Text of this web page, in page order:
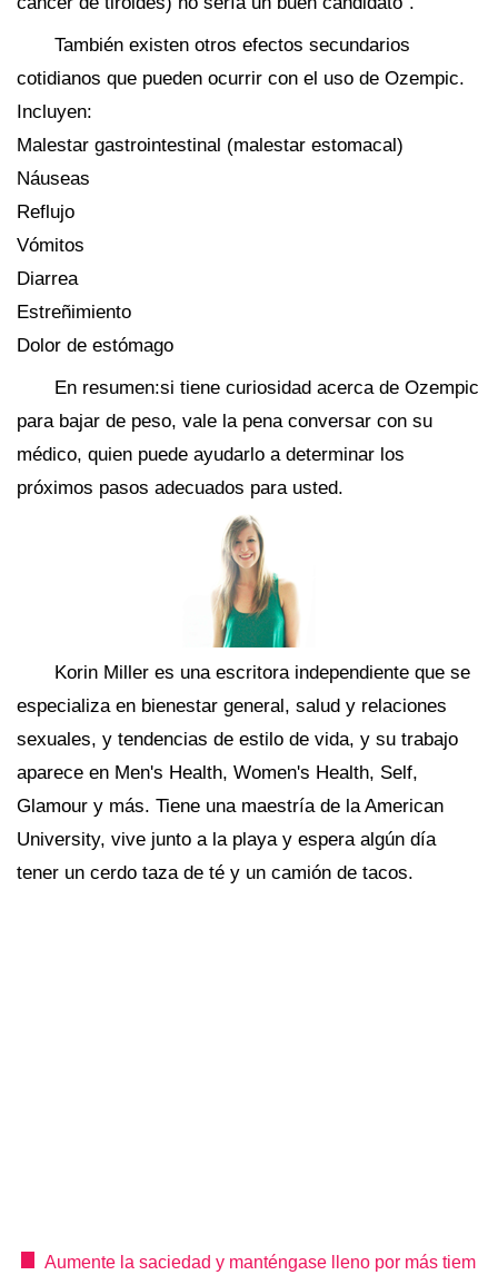
También existen otros efectos secundarios
cotidianos que pueden ocurrir con el uso de Ozempic.
Incluyen:
Malestar gastrointestinal (malestar estomacal)
Náuseas
Reflujo
Vómitos
Diarrea
Estreñimiento
Dolor de estómago
En resumen:si tiene curiosidad acerca de Ozempic
para bajar de peso, vale la pena conversar con su
médico, quien puede ayudarlo a determinar los
próximos pasos adecuados para usted.
Korin Miller es una escritora independiente que se
especializa en bienestar general, salud y relaciones
sexuales, y tendencias de estilo de vida, y su trabajo
aparece en Men's Health, Women's Health, Self,
Glamour y más. Tiene una maestría de la American
University, vive junto a la playa y espera algún día
tener un cerdo taza de té y un camión de tacos.
Aumente la saciedad y manténgase lleno por más tiem